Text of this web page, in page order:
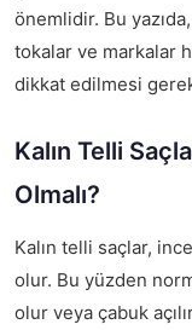
önemlidir. Bu
tokalar ve markalar
dikkat edilmesi
Kalın Telli
Olmalı?
Kalın telli saçlar,
olur. Bu yüzden
olur veya çabuk